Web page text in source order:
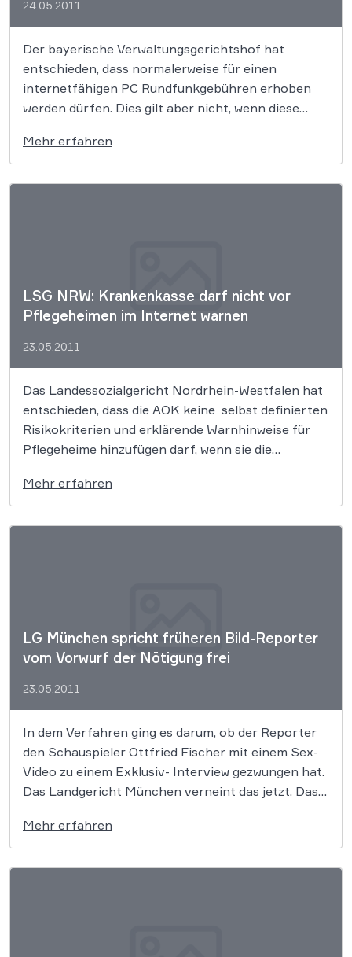
24.05.2011
Der bayerische Verwaltungsgerichtshof hat
entschieden, dass normalerweise für einen
internetfähigen PC Rundfunkgebühren erhoben
werden dürfen. Dies gilt aber nicht, wenn diese
herkömmliches Rundfunkgerät entrichtet werden.
Dabei darf es sich auch um privat genutzte Geräte
handeln. Ein Urteil, dass vor allem für
Mehr erfahren
LSG NRW: Krankenkasse darf nicht vor
Pflegeheimen im Internet warnen
23.05.2011
Das Landessozialgericht Nordrhein-Westfalen hat
entschieden, dass die AOK keine selbst definierten
Risikokriterien und erklärende Warnhinweise für
Pflegeheime hinzufügen darf, wenn sie die
den Prüfergebnissen über die Heime ins Internet
stellt. Hierzu fehlt es nach Ansicht des Gerichtes
an der notwendigen Rechtsgrundlage.
Mehr erfahren
LG München spricht früheren Bild-Reporter
vom Vorwurf der Nötigung frei
23.05.2011
In dem Verfahren ging es darum, ob der Reporter
den Schauspieler Ottfried Fischer mit einem Sex-
Video zu einem Exklusiv- Interview gezwungen hat.
Das Landgericht München verneint das jetzt. Das
Mehr erfahren